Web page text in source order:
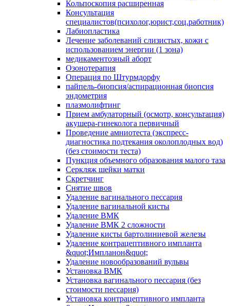
Кольпоскопия расширенная
Консультация
специалистов(психолог,юрист,соц.работник)
Лабиопластика
Лечение заболеваний слизистых, кожи с
использованием энергии (1 зона)
медикаментозный аборт
Озонотерапия
Операция по Штурмдорфу
пайпель-биопсия/аспирационная биопсия
эндометрия
плазмолифтинг
Прием амбулаторный (осмотр, консультация)
акушера-гинеколога первичный
Проведение амниотеста (экспресс-
диагностика подтекания околоплодных вод)
(без стоимости теста)
Пункция объемного образования малого таза
Серкляж шейки матки
Скретчинг
Снятие швов
Удаление вагинального пессария
Удаление вагинальной кисты
Удаление ВМК
Удаление ВМК 2 сложности
Удаление кисты бартолиниевой железы
Удаление контрацептивного импланта
&quot;Импланон&quot;
Удаление новообразований вульвы
Установка ВМК
Установка вагинального пессария (без
стоимости пессария)
Установка контрацептивного импланта